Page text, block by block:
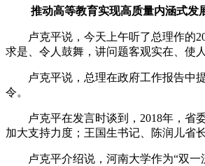
推动高等教育实现高质量内涵式发
卢克平说，今天上午听了总理作的
求是、令人鼓舞，讲问题客观实在、使
卢克平说，总理在政府工作报告中提
令。
卢克平在发言时谈到，2018年，省委
加大支持力度；王国生书记、陈润儿省
卢克平介绍说，河南大学作为“双一